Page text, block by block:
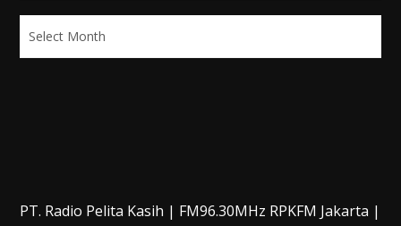
PT. Radio Pelita Kasih | FM96.30MHz RPKFM Jakarta |